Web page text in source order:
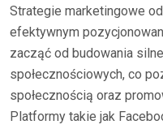
Strategie marketingowe
efektywnym
zacząć od budowania
społecznościowych, co
społecznością oraz
Platformy takie jak